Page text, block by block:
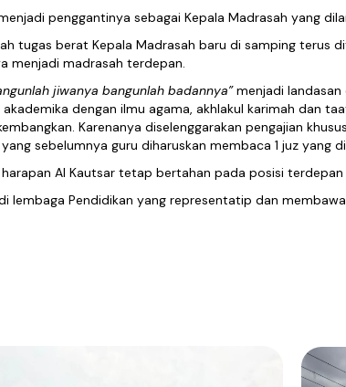
penggantinya sebagai Kepala Madrasah yang
tugas berat Kepala Madrasah baru di samping terus
menjadi madrasah terdepan.
jiwanya bangunlah badannya”menjadi landasan
dengan ilmu agama, akhlakul karimah dan
Karenanya diselenggarakan pengajian
sebelumnya guru diharuskan membaca 1 juz yang
Al Kautsar tetap bertahan pada posisi
lembaga Pendidikan yang representatip dan